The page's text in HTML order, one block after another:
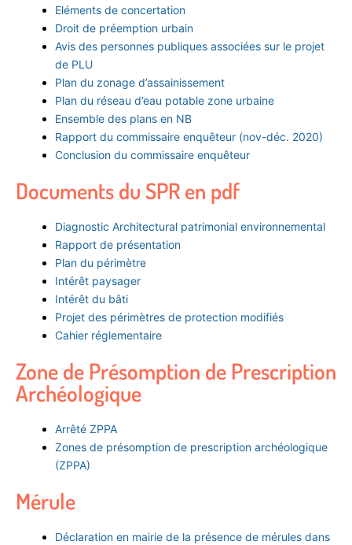
Eléments de concertation
Droit de préemption urbain
Avis des personnes publiques associées sur le projet
de PLU
Plan du zonage d’assainissement
Plan du réseau d’eau potable zone urbaine
Ensemble des plans en NB
Rapport du commissaire enquêteur (nov-déc. 2020)
Conclusion du commissaire enquêteur
Documents du SPR en pdf
Diagnostic Architectural patrimonial environnemental
Rapport de présentation
Plan du périmètre
Intérêt paysager
Intérêt du bâti
Projet des périmètres de protection modifiés
Cahier réglementaire
Zone de Présomption de Prescription
Archéologique
Arrêté ZPPA
Zones de présomption de prescription archéologique
(ZPPA)
Mérule
Déclaration en mairie de la présence de mérules dans